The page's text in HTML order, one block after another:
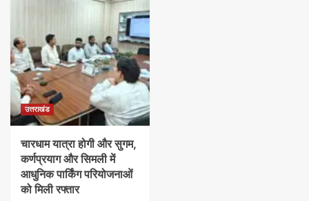
उत्तराखंड
चारधाम यात्रा होगी और सुगम,
कर्णप्रयाग और सिमली में
आधुनिक पार्किंग परियोजनाओं
को मिली रफ्तार